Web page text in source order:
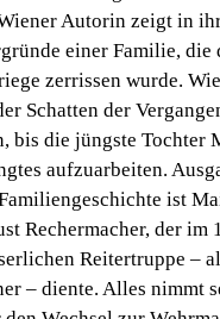
Autorin zeigt in
einer Familie, die
zerrissen wurde.
Schatten der
bis die jüngste Tochter
aufzuarbeiten.
ist
Rechermacher, der im
Reitertruppe –
– diente. Alles nimmt